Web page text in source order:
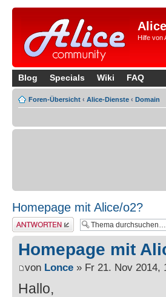
Hilfe von
Blog Specials Wiki FAQ
Foren-Übersicht ‹ Alice-Dienste ‹ Domain
Homepage mit Alice/o2?
Antwort erstellen
Homepage mit
von Lonce » Fr 21. Nov 2014,
Hallo,